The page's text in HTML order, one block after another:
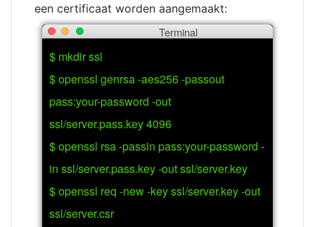
een certificaat worden aangemaakt:
Terminal
$ mkdir ssl
$ openssl genrsa -aes256 -passout
pass:your-password -out
ssl/server.pass.key 4096
$ openssl rsa -passin pass:your-password -
in ssl/server.pass.key -out ssl/server.key
$ openssl req -new -key ssl/server.key -out
ssl/server.csr